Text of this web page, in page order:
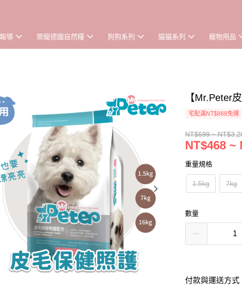
導 樂寵德國自然糧 狗狗系列 貓貓系列 寵物用品
【Mr.Peter
宅配滿NT$888免運
NT$699 ~
NT$468 ~
重量規格
1.5kg 7kg
數量
付款與運送方式